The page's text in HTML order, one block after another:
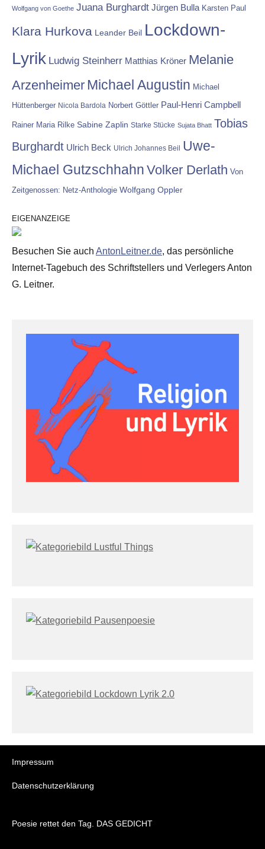
Wolfgang von Goethe Juana Burghardt Jürgen Bulla Karsten Paul
Klara Hurkova Leander Beil Lockdown-
Lyrik Ludwig Steinherr Matthias Kröner Melanie
Arzenheimer Michael Augustin Michael
Hüttenberger Nicola Bardola Norbert Göttler Paul-Henri Campbell
Rainer Maria Rilke Sabine Zaplin Starke Stücke Sujata Bhatt Tobias
Burghardt Ulrich Beck Ulrich Johannes Beil
Uwe-
Michael Gutzschhahn Volker Derlath Von
Zeitgenossen: Netz-Anthologie Wolfgang Oppler
EIGENANZEIGE
Besuchen Sie auch AntonLeitner.de, das persönliche
Internet-Tagebuch des Schriftstellers und Verlegers Anton
G. Leitner.
Impressum
Datenschutzerklärung
Poesie rettet den Tag. DAS GEDICHT